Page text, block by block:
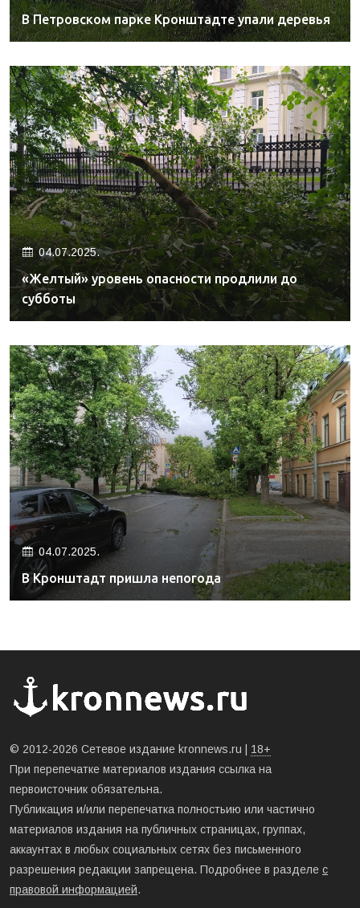
В Петровском парке Кронштадте упали деревья
04.07.2025.
«Желтый» уровень опасности продлили до
субботы
04.07.2025.
В Кронштадт пришла непогода
© 2012-2026 Сетевое издание kronnews.ru | 18+
При перепечатке материалов издания ссылка на
первоисточник обязательна.
Публикация и/или перепечатка полностьию или частично
материалов издания на публичных страницах, группах,
аккаунтах в любых социальных сетях без письменного
разрешения редакции запрещена. Подробнее в разделе с
правовой информацией.